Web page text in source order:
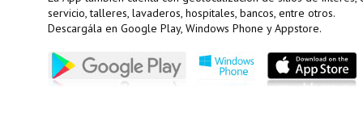
servicio, talleres, lavaderos, hospitales, bancos, entre otros.
Descargála en Google Play, Windows Phone y Appstore.